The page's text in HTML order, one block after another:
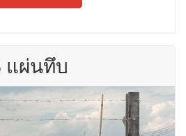
แผ่นทึบ